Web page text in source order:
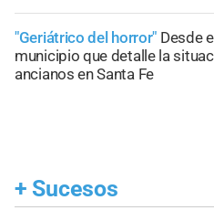
"Geriátrico del horror" Desde
municipio que detalle la
ancianos en Santa Fe
+ Sucesos